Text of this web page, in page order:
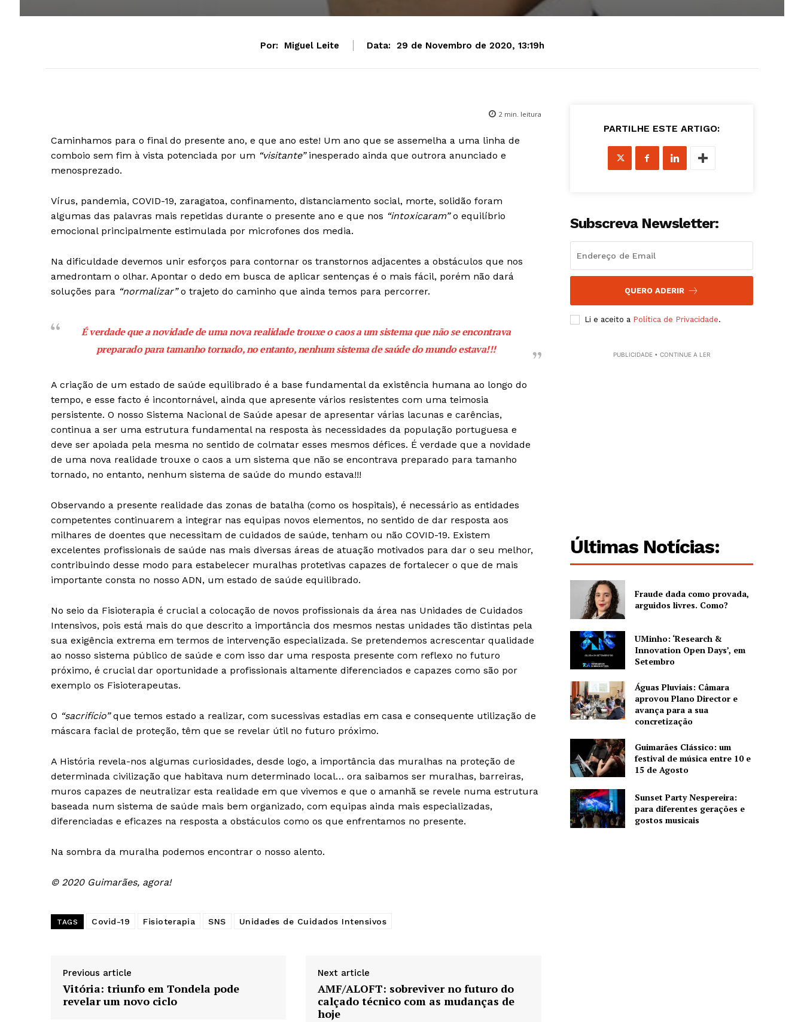
Institucional
Europa
Por: Miguel Leite Data: 29 de Novembro de 2020, 13:19h
2min. leitura
Caminhamos para o final do presente ano, e que ano este! Um ano que se assemelha a uma linha de
comboio sem fim à vista potenciada por um “visitante”inesperado ainda que outrora anunciado e
menosprezado.
Vírus, pandemia, COVID-19, zaragatoa, confinamento, distanciamento social, morte, solidão foram
algumas das palavras mais repetidas durante o presente ano e que nos “intoxicaram”o equilíbrio
emocional principalmente estimulada por microfones dos media.
Na dificuldade devemos unir esforços para contornar os transtornos adjacentes a obstáculos que nos
amedrontam o olhar. Apontar o dedo em busca de aplicar sentenças é o mais fácil, porém não dará
soluções para “normalizar”o trajeto do caminho que ainda temos para percorrer.
É verdade que a novidade de uma nova realidade trouxe o caos a um sistema que não se encontrava
preparado para tamanho tornado, no entanto, nenhum sistema de saúde do mundo estava!!!
A criação de um estado de saúde equilibrado é a base fundamental da existência humana ao longo do
tempo, e esse facto é incontornável, ainda que apresente vários resistentes com uma teimosia
persistente. O nosso Sistema Nacional de Saúde apesar de apresentar várias lacunas e carências,
continua a ser uma estrutura fundamental na resposta às necessidades da população portuguesa e
deve ser apoiada pela mesma no sentido de colmatar esses mesmos défices. É verdade que a novidade
de uma nova realidade trouxe o caos a um sistema que não se encontrava preparado para tamanho
tornado, no entanto, nenhum sistema de saúde do mundo estava!!!
Observando a presente realidade das zonas de batalha (como os hospitais), é necessário as entidades
competentes continuarem a integrar nas equipas novos elementos, no sentido de dar resposta aos
milhares de doentes que necessitam de cuidados de saúde, tenham ou não COVID-19. Existem
excelentes profissionais de saúde nas mais diversas áreas de atuação motivados para dar o seu melhor,
contribuindo desse modo para estabelecer muralhas protetivas capazes de fortalecer o que de mais
importante consta no nosso ADN, um estado de saúde equilibrado.
No seio da Fisioterapia é crucial a colocação de novos profissionais da área nas Unidades de Cuidados
Intensivos, pois está mais do que descrito a importância dos mesmos nestas unidades tão distintas pela
sua exigência extrema em termos de intervenção especializada. Se pretendemos acrescentar qualidade
ao nosso sistema público de saúde e com isso dar uma resposta presente com reflexo no futuro
próximo, é crucial dar oportunidade a profissionais altamente diferenciados e capazes como são por
exemplo os Fisioterapeutas.
O “sacrifício”que temos estado a realizar, com sucessivas estadias em casa e consequente utilização de
máscara facial de proteção, têm que se revelar útil no futuro próximo.
A História revela-nos algumas curiosidades, desde logo, a importância das muralhas na proteção de
determinada civilização que habitava num determinado local… ora saibamos ser muralhas, barreiras,
muros capazes de neutralizar esta realidade em que vivemos e que o amanhã se revele numa estrutura
baseada num sistema de saúde mais bem organizado, com equipas ainda mais especializadas,
diferenciadas e eficazes na resposta a obstáculos como os que enfrentamos no presente.
Na sombra da muralha podemos encontrar o nosso alento.
© 2020 Guimarães, agora!
TAGS Covid-19 Fisioterapia SNS Unidades de Cuidados Intensivos
Previous article
Vitória: triunfo em Tondela pode
revelar um novo ciclo
Next article
AMF/ALOFT: sobreviver no futuro do
calçado técnico com as mudanças de
hoje
PARTILHE ESTE ARTIGO:
Subscreva Newsletter:
QUERO ADERIR
Li e aceito a Política de Privacidade.
PUBLICIDADE • CONTINUE A LER
Últimas Notícias:
Fraude dada como provada,
arguidos livres. Como?
UMinho: ‘Research &
Innovation Open Days’, em
Setembro
Águas Pluviais: Câmara
aprovou Plano Director e
avança para a sua
concretização
Guimarães Clássico: um
festival de música entre 10 e
15 de Agosto
Sunset Party Nespereira:
para diferentes gerações e
gostos musicais